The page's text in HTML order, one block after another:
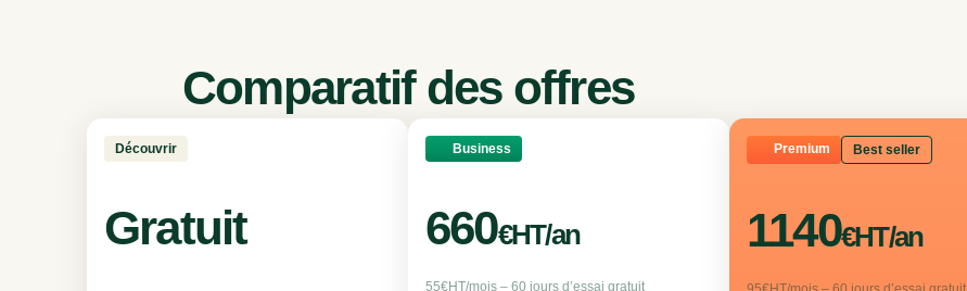
Comparatif des offres
Découvrir
Gratuit
Business
660€HT/an
55€HT/mois – 60 jours d’essai gratuit
Premium Best seller
1140€HT/an